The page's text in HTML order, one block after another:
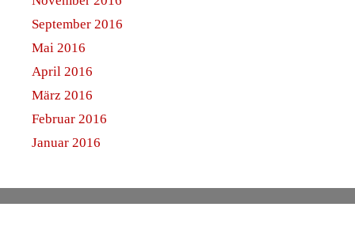
September 2016
Mai 2016
April 2016
März 2016
Februar 2016
Januar 2016